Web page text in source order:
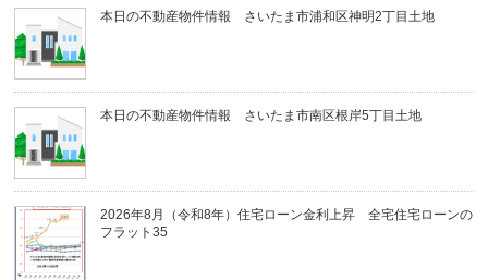
本日の不動産物件情報 さいたま市浦和区神明2丁目土地
本日の不動産物件情報 さいたま市南区根岸5丁目土地
2026年8月（令和8年）住宅ローン金利上昇 全宅住宅ローンの
フラット35